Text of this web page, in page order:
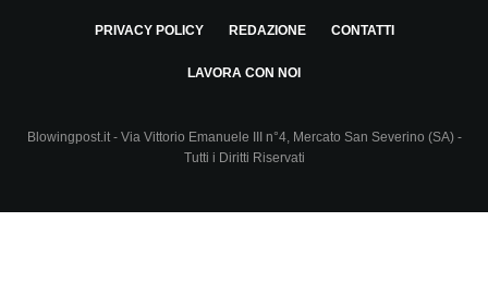
PRIVACY POLICY REDAZIONE CONTATTI
LAVORA CON NOI
Blowingpost.it - Via Vittorio Emanuele III n°4, Mercato San Severino (SA) -
Tutti i Diritti Riservati